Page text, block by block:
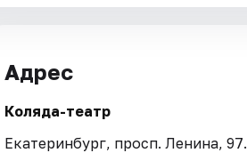
Адрес
Коляда-театр
Екатеринбург, просп. Ленина, 97.